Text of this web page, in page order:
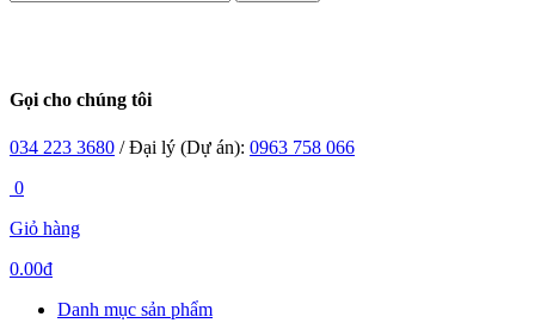
Gọi cho chúng tôi
034 223 3680 / Đại lý (Dự án): 0963 758 066
0
Giỏ hàng
0.00đ
Danh mục sản phẩm